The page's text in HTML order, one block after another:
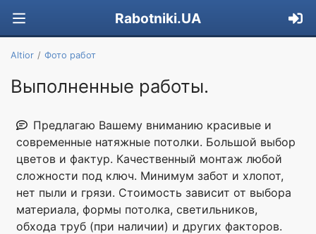
Rabotniki.UA
Altior Фото работ
Выполненные работы.
Предлагаю Вашему вниманию красивые и
современные натяжные потолки. Большой выбор
цветов и фактур. Качественный монтаж любой
сложности под ключ. Минимум забот и хлопот,
нет пыли и грязи. Стоимость зависит от выбора
материала, формы потолка, светильников,
обхода труб (при наличии) и других факторов.